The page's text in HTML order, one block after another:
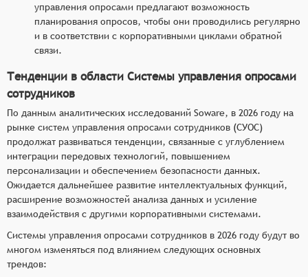
управления опросами предлагают возможность
планирования опросов, чтобы они проводились регулярно
и в соответствии с корпоративными циклами обратной
связи.
Тенденции в области Системы управления опросами
сотрудников
По данным аналитических исследований Soware, в 2026 году на
рынке систем управления опросами сотрудников (СУОС)
продолжат развиваться тенденции, связанные с углублением
интеграции передовых технологий, повышением
персонализации и обеспечением безопасности данных.
Ожидается дальнейшее развитие интеллектуальных функций,
расширение возможностей анализа данных и усиление
взаимодействия с другими корпоративными системами.
Системы управления опросами сотрудников в 2026 году будут во
многом изменяться под влиянием следующих основных
трендов: